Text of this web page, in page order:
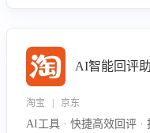
AI智能回评
淘宝 | 京东
AI工具 · 快捷高效回评 ·